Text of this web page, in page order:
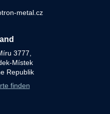
metal.cz
3777,
Místek
Republik
finden